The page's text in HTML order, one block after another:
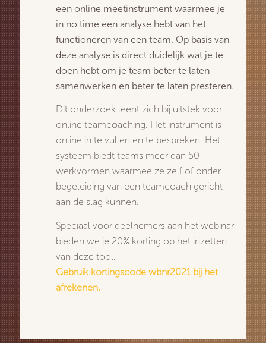
een online meetinstrument waarmee je
in no time een analyse hebt van het
functioneren van een team. Op basis van
deze analyse is direct duidelijk wat je te
doen hebt om je team beter te laten
samenwerken en beter te laten presteren.
Dit onderzoek leent zich bij uitstek voor
online teamcoaching. Het instrument is
online in te vullen en te bespreken. Het
systeem biedt teams meer dan 50
werkvormen waarmee ze zelf of onder
begeleiding van een teamcoach gericht
aan de slag kunnen.
Speciaal voor deelnemers aan het webinar
bieden we je 20% korting op het inzetten
van deze tool.
Gebruik kortingscode wbnr2021 bij het
afrekenen.